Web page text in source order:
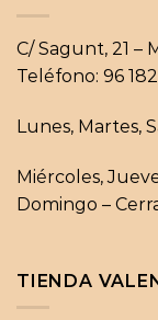
C/ Sagunt, 21 –
Teléfono: 96
Lunes, Martes,
Miércoles,
Domingo –
TIENDA